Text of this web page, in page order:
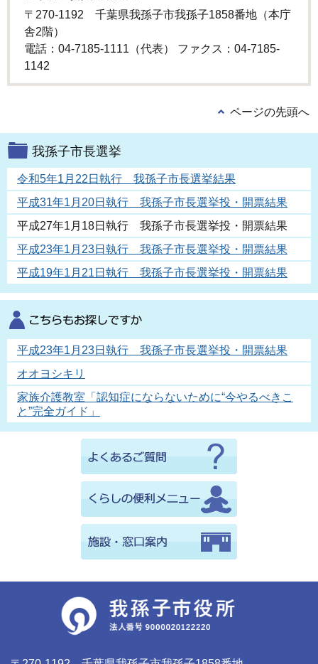
〒270-1192 千葉県我孫子市我孫子1858番地（本庁
舎2階）
電話：04-7185-1111（代表） ファクス：04-7185-
1142
ページの先頭へ
我孫子市長選挙
令和5年1月22日執行 我孫子市長選挙結果
平成31年1月20日執行 我孫子市長選挙投・開票結果
平成27年1月18日執行 我孫子市長選挙投・開票結果
平成23年1月23日執行 我孫子市長選挙投・開票結果
平成19年1月21日執行 我孫子市長選挙投・開票結果
平成23年1月23日執行 我孫子市長選挙投・開票結果
オオヨシキリ
家族介護教室「認知症にならないために“今やるべきこ
と”完全ガイド」